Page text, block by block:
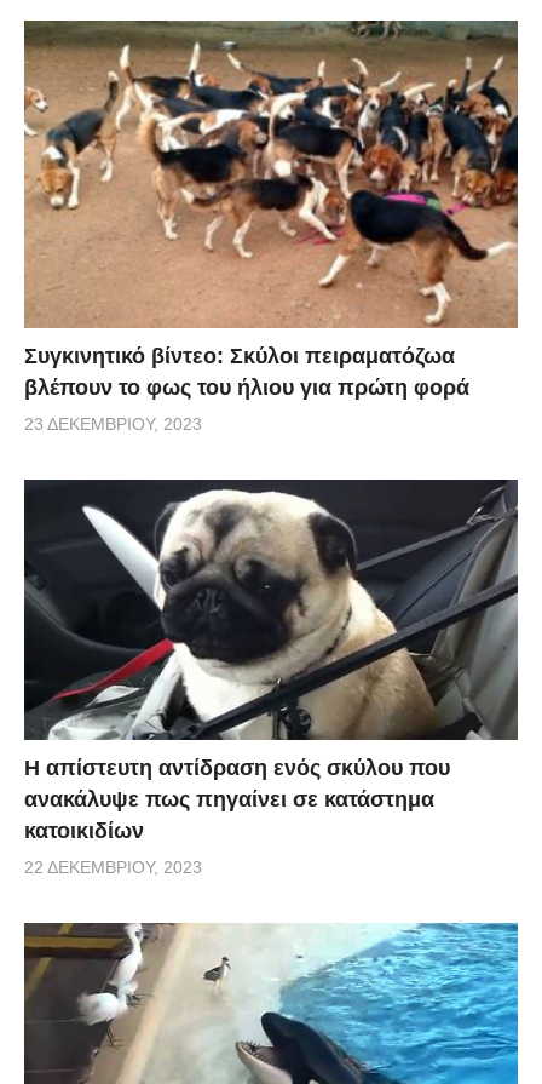
Συγκινητικό βίντεο: Σκύλοι πειραματόζωα
βλέπουν το φως του ήλιου για πρώτη φορά
23 ΔΕΚΕΜΒΡΊΟΥ, 2023
Η απίστευτη αντίδραση ενός σκύλου που
ανακάλυψε πως πηγαίνει σε κατάστημα
κατοικιδίων
22 ΔΕΚΕΜΒΡΊΟΥ, 2023